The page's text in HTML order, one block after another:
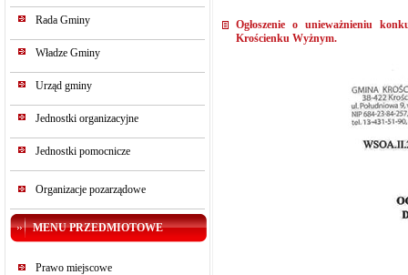
Rada Gminy
Władze Gminy
Urząd gminy
Jednostki organizacyjne
Jednostki pomocnicze
Organizacje pozarządowe
MENU PRZEDMIOTOWE
Prawo miejscowe
Ogłoszenie o unieważnieniu
Krościenku Wyżnym.